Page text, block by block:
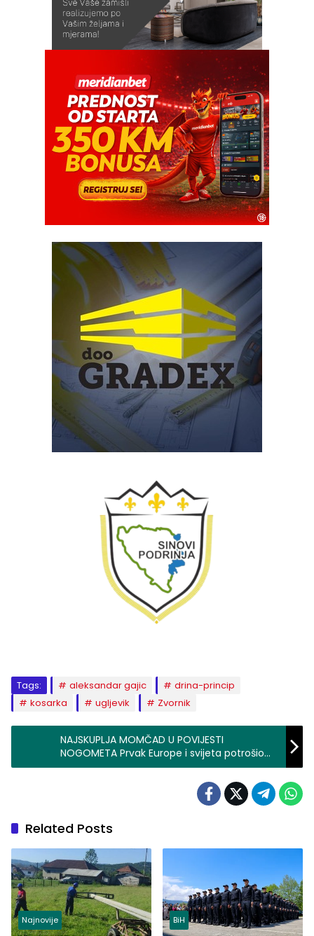
Tags: aleksandar gajic
drina-princip
kosarka
ugljevik Zvornik
NAJSKUPLJA MOMČAD U POVIJESTI
NOGOMETA Prvak Europe i svijeta potrošio
400 milijuna manje od Pepa
Related Posts
Najnovije BiH